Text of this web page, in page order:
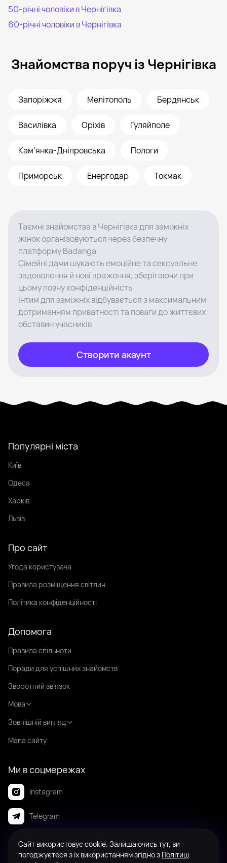
50-річні чоловіки в Чернігівка
60-річні чоловіки в Чернігівка
Знайомства поруч із Чернігівка
Запоріжжя Мелітополь Бердянськ
Василівка Оріхів Гуляйполе
Кам’янка-Дніпровська Пологи
Приморськ Енергодар Токмак
Таємні знайомства в Чернігівка для заміжніх
жінок організовуються через безпечну
платформу Badanga
Сімейні дами шукають емоційне та сексуальне
задоволення й нові враження, зберігаючи при
цьому повну конфіденційність
Інтим для заміжніх відбувається з максимальним
дотриманням приватності та поваги до життєвих
обставин учасників
Створити акаунт
Популярні міста
Київ
Одеса
Харків
Львів
Про сайт
Угода користувача
Правила розміщення світлин
Політика конфіденційності
Допомога
Правила спільноти
Поради для успішних знайомств
Зворотний зв’язок
Мова
Зовнішній вигляд
Мапа сайту
Ми в соцмережах
Instagram
Telegram
© 2008-2026 Badanga. Усі права захищені.
Сайт використовує cookie. Залишаючись тут, ви
погоджуєтеся з їх використанням згідно з Політиці